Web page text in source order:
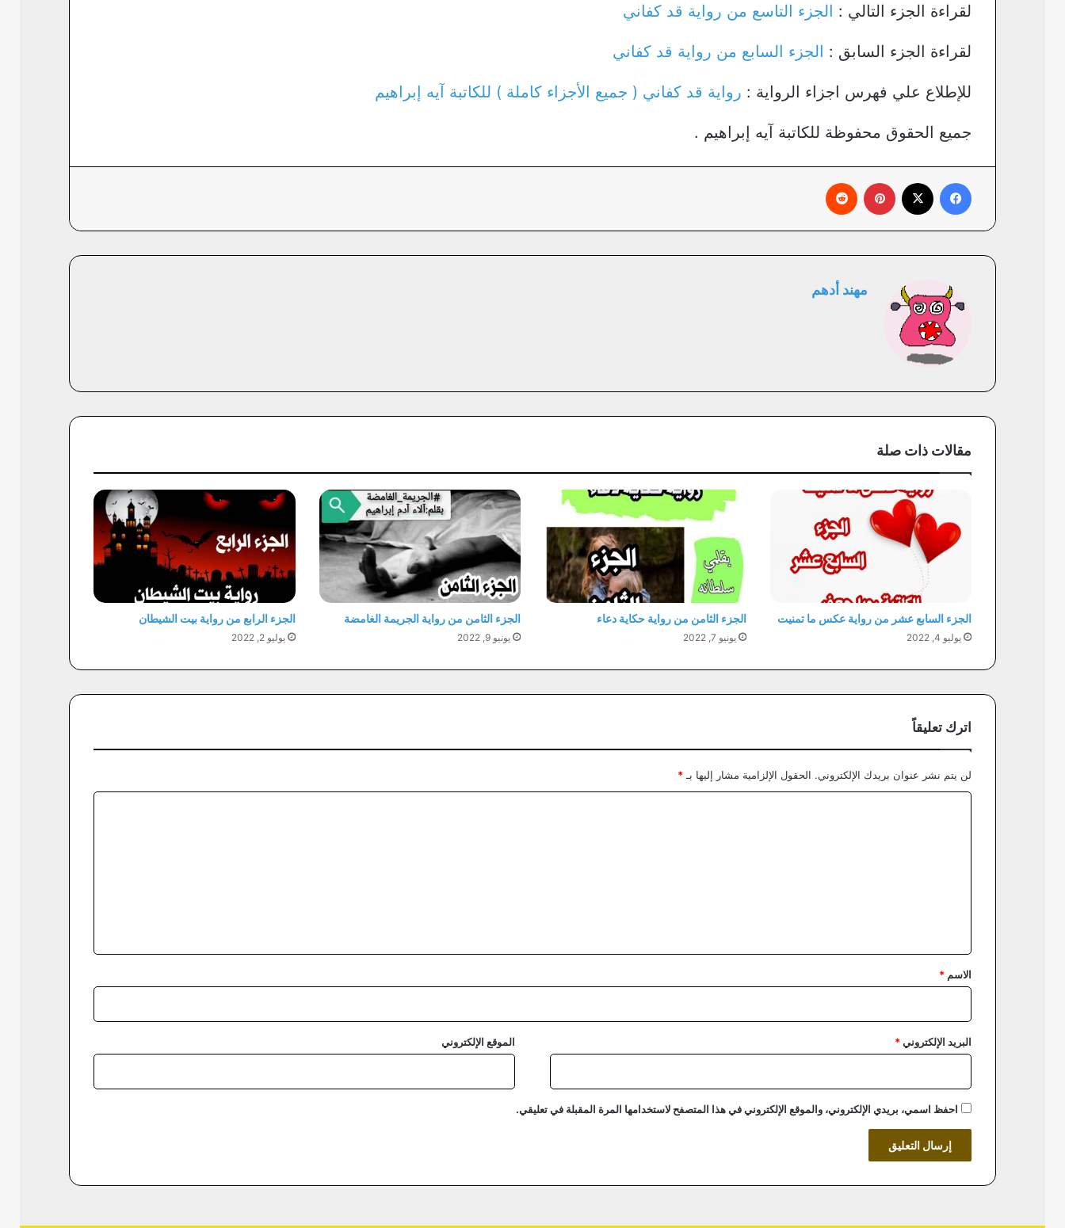
لقراءة الجزء التالي : الجزء التاسع من رواية قد كفاني
لقراءة الجزء السابق : الجزء السابع من رواية قد كفاني
للإطلاع علي فهرس اجزاء الرواية : رواية قد كفاني ( جميع الأجزاء كاملة ) للكاتبة آيه إبراهيم
جميع الحقوق محفوظة للكاتبة آيه إبراهيم .
مهند أدهم
مقالات ذات صلة
الجزء السابع عشر من رواية عكس ما تمنيت
يوليو 4, 2022
الجزء الثامن من رواية حكاية دعاء
يونيو 7, 2022
الجزء الثامن من رواية الجريمة الغامضة
يونيو 9, 2022
الجزء الرابع من رواية بيت الشيطان
يوليو 2, 2022
اترك تعليقاً
لن يتم نشر عنوان بريدك الإلكتروني. الحقول الإلزامية مشار إليها بـ*
*
الاسم *
البريد الإلكتروني* الموقع الإلكتروني
احفظ اسمي، بريدي الإلكتروني، والموقع الإلكتروني في هذا المتصفح لاستخدامها المرة المقبلة في تعليقي.